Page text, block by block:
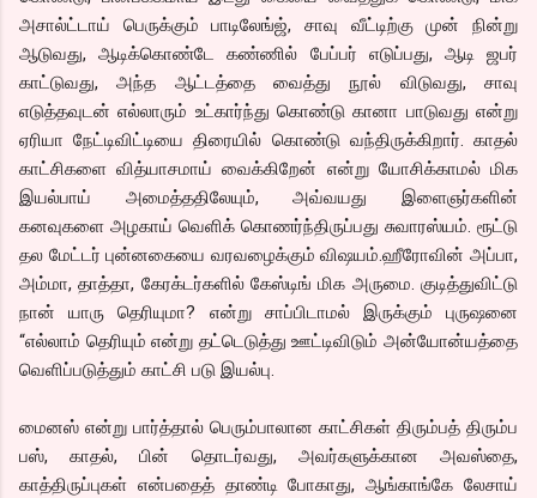
அசால்ட்டாய் பெருக்கும் பாடிலேங்ஜ், சாவு வீட்டிற்கு முன் நின்று
ஆடுவது, ஆடிக்கொண்டே கண்ணில் பேப்பர் எடுப்பது, ஆடி ஜபர்
காட்டுவது, அந்த ஆட்டத்தை வைத்து நூல் விடுவது, சாவு
எடுத்தவுடன் எல்லாரும் உட்கார்ந்து கொண்டு கானா பாடுவது என்று
ஏரியா நேட்டிவிட்டியை திரையில் கொண்டு வந்திருக்கிறார். காதல்
காட்சிகளை வித்யாசமாய் வைக்கிறேன் என்று யோசிக்காமல் மிக
இயல்பாய் அமைத்ததிலேயும், அவ்வயது இளைஞர்களின்
கனவுகளை அழகாய் வெளிக் கொணர்ந்திருப்பது சுவாரஸ்யம். ரூட்டு
தல மேட்டர் புன்னகையை வரவழைக்கும் விஷயம்.ஹீரோவின் அப்பா,
அம்மா, தாத்தா, கேரக்டர்களில் கேஸ்டிங் மிக அருமை. குடித்துவிட்டு
நான் யாரு தெரியுமா? என்று சாப்பிடாமல் இருக்கும் புருஷனை
“எல்லாம் தெரியும் என்று தட்டெடுத்து ஊட்டிவிடும் அன்யோன்யத்தை
வெளிப்படுத்தும் காட்சி படு இயல்பு.
மைனஸ் என்று பார்த்தால் பெரும்பாலான காட்சிகள் திரும்பத் திரும்ப
பஸ், காதல், பின் தொடர்வது, அவர்களுக்கான அவஸ்தை,
காத்திருப்புகள் என்பதைத் தாண்டி போகாது, ஆங்காங்கே லேசாய்